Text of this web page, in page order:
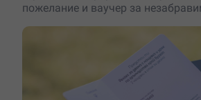
пожелание и ваучер за